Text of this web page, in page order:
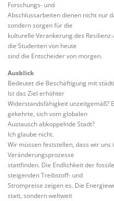
Forschungs- und
Abschlussarbeiten dienen nicht nur
sondern sorgen für die
kulturelle Verankerung des
die Studenten von heute
sind die Entscheider von morgen.
Ausblick
Bedeutet die Beschäftigung mit
Ist das Ziel erhöhter
Widerstandsfähigkeit unzeitgemäß?
gekehrte, sich vom globalen
Austausch abkoppelnde Stadt?
Ich glaube nicht.
Wir müssen feststellen, dass wir
Veränderungsprozesse
stattfinden. Die Endlichkeit der
steigenden Treibstoff- und
Strompreise zeigen es. Die
statt, sondern weltweit